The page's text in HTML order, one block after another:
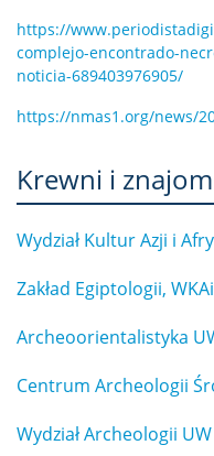
https://
complejo-encontrado-
noticia-689403976905/
https://nmas1.org/news/
Krewni i
Wydział Kultur Azji i
Zakład Egiptologii,
Archeoorientalistyka
Centrum Archeologii
Wydział Archeologii UW